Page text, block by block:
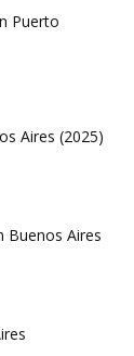
Puerto
Aires (2025)
Buenos Aires